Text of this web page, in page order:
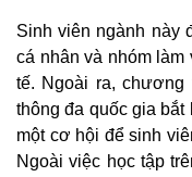
Sinh viên ngành này
cá nhân và nhóm
tế. Ngoài ra, chương
thông đa quốc gia
một cơ hội để sinh
Ngoài việc học tập